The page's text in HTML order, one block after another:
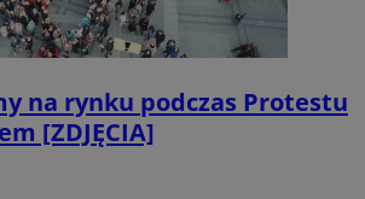
na rynku podczas Protestu
[ZDJĘCIA]